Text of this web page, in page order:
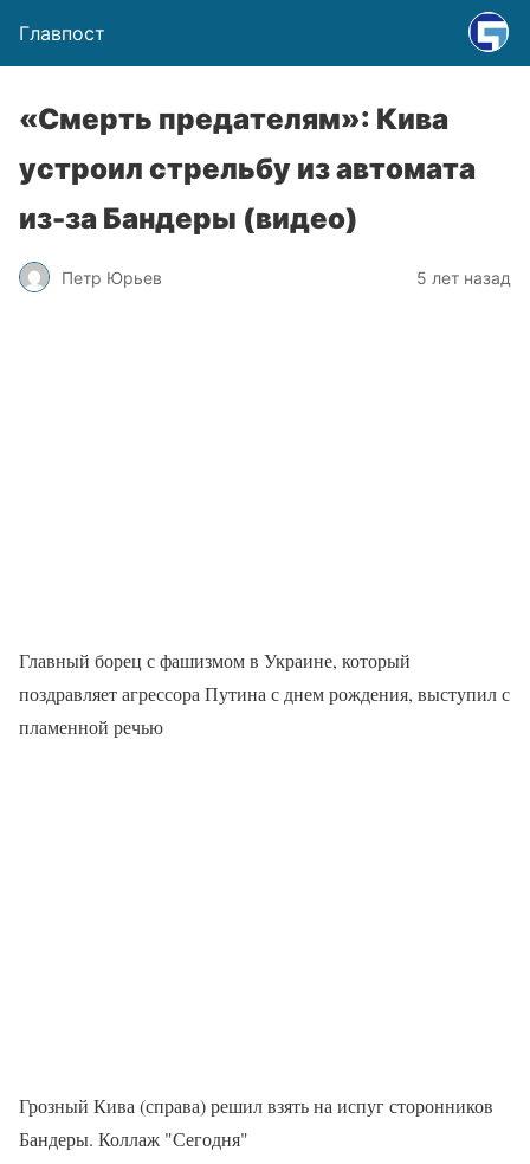
Главпост
«Смерть предателям»: Кива
устроил стрельбу из автомата
из-за Бандеры (видео)
Петр Юрьев 5 лет назад
Главный борец с фашизмом в Украине, который
поздравляет агрессора Путина с днем рождения, выступил с
пламенной речью
Грозный Кива (справа) решил взять на испуг сторонников
Бандеры. Коллаж "Сегодня"